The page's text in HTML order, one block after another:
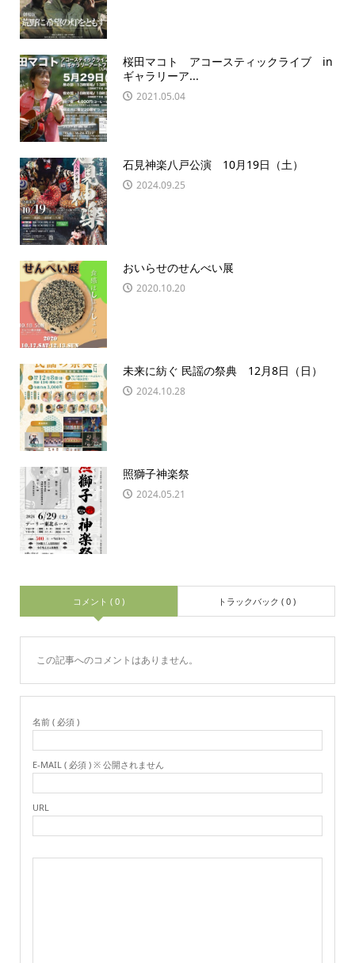
桜田マコト アコースティックライブ in
ギャラリーア...
2021.05.04
石見神楽八戸公演 10月19日（土）
2024.09.25
おいらせのせんべい展
2020.10.20
未来に紡ぐ 民謡の祭典 12月8日（日）
2024.10.28
照獅子神楽祭
2024.05.21
コメント ( 0 ) トラックバック ( 0 )
この記事へのコメントはありません。
名前 ( 必須 )
E-MAIL ( 必須 ) ※ 公開されません
URL